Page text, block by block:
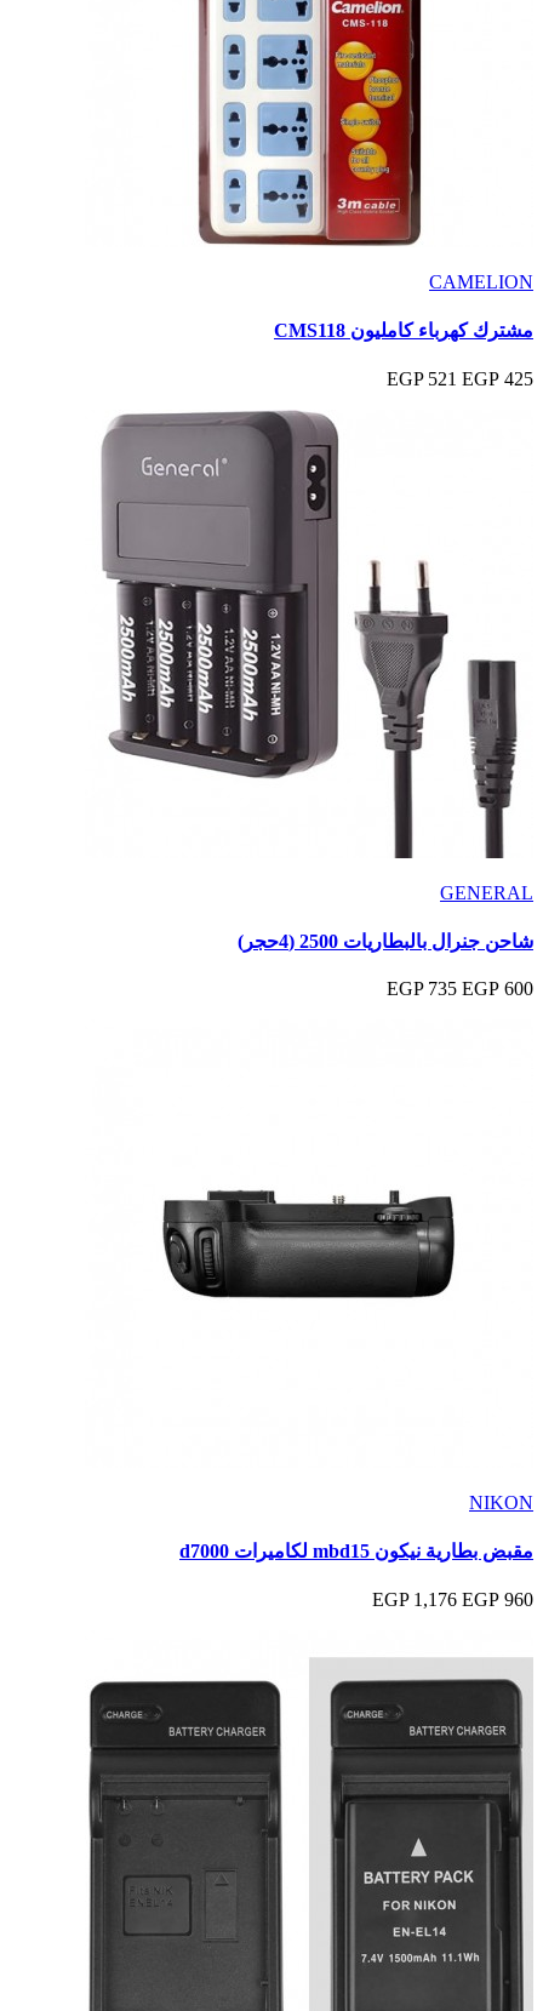
CAMELION
مشترك كهرباء كامليون CMS118
425 EGP
521 EGP
GENERAL
شاحن جنرال بالبطاريات 2500 (4حجر)
600 EGP
735 EGP
NIKON
مقبض بطارية نيكون mbd15 لكاميرات d7000
960 EGP
1,176 EGP